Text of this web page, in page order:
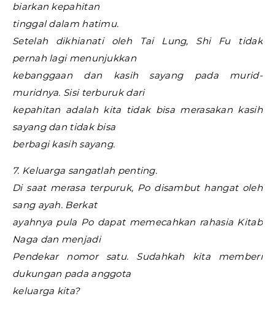
biarkan kepahitan
tinggal dalam hatimu.
Setelah dikhianati oleh Tai Lung, Shi Fu tidak
pernah lagi menunjukkan
kebanggaan dan kasih sayang pada murid-
muridnya. Sisi terburuk dari
kepahitan adalah kita tidak bisa merasakan kasih
sayang dan tidak bisa
berbagi kasih sayang.
7. Keluarga sangatlah penting.
Di saat merasa terpuruk, Po disambut hangat oleh
sang ayah. Berkat
ayahnya pula Po dapat memecahkan rahasia Kitab
Naga dan menjadi
Pendekar nomor satu. Sudahkah kita memberi
dukungan pada anggota
keluarga kita?